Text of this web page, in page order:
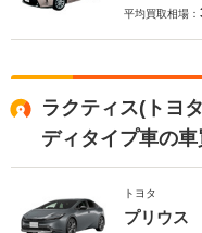
平均買取相場：
ラクティス(トヨ
ディタイプ車の
トヨタ
プリウス